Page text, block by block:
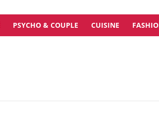
PSYCHO & COUPLE CUISINE